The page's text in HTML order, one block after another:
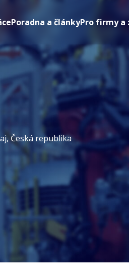
Poradna a článkyPro firmy a
, Česká republika